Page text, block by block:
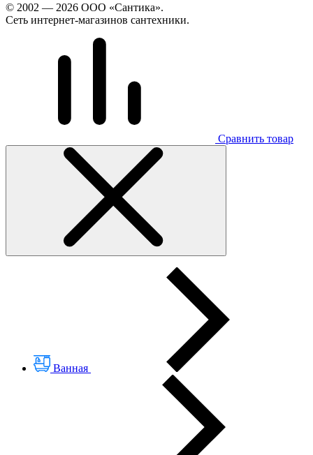
© 2002 — 2026 ООО «Сантика».
Сеть интернет-магазинов сантехники.
Сравнить товар
Ванная